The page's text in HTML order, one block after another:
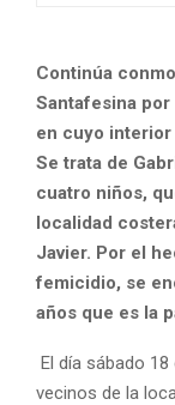
Continúa
Santafesina
en cuyo
Se trata de
cuatro niños,
localidad
Javier. Por el
femicidio, se
años que es la
El día sábado
vecinos de la